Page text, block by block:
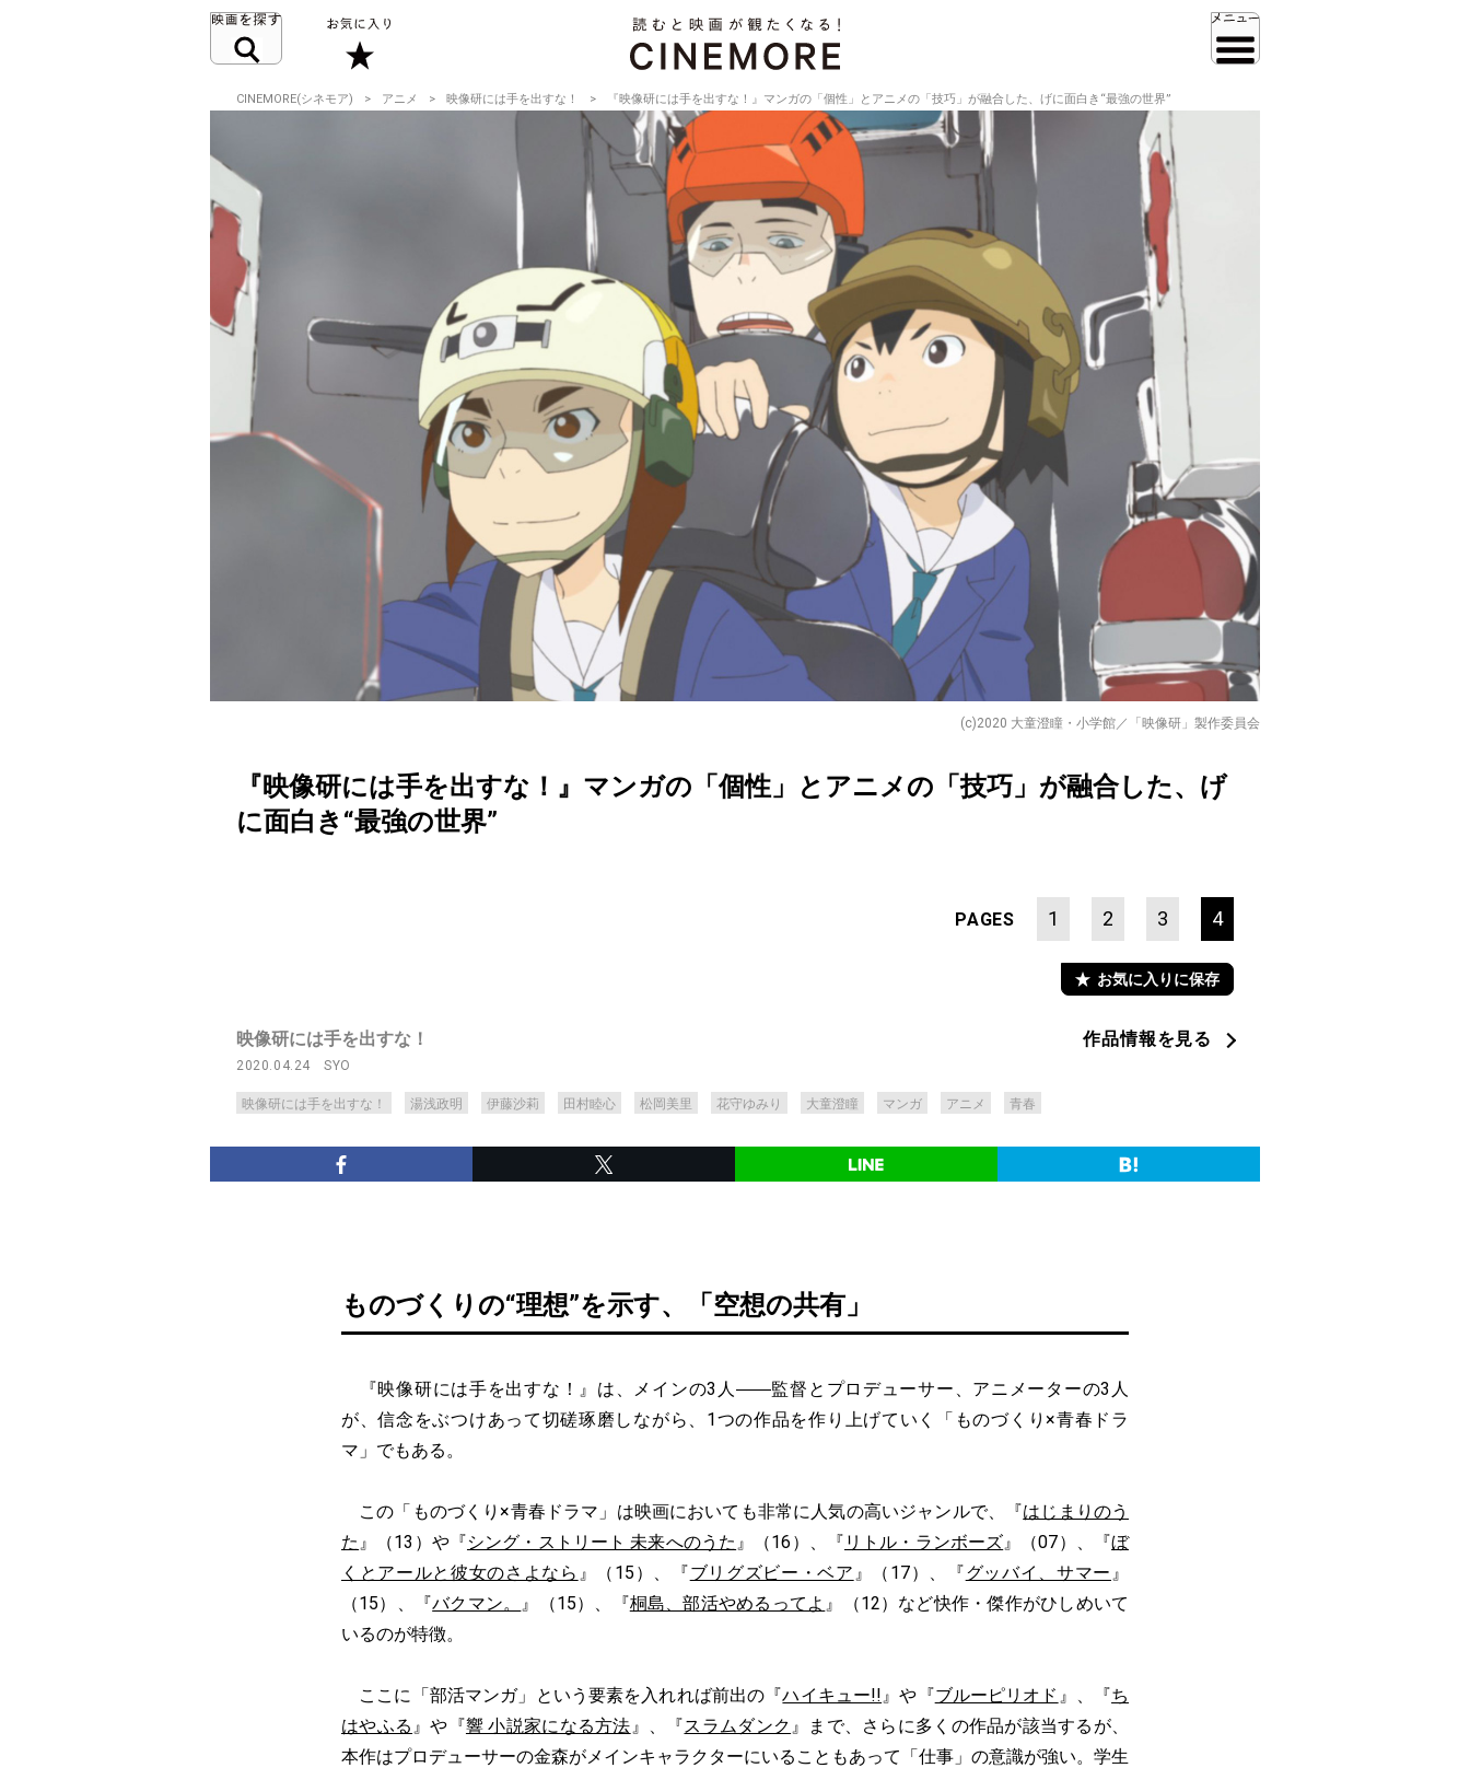
CINEMORE(シネモア) アニメ 映像研には手を出すな！ 『映像研には手を出すな！』マンガの「個性」とアニメの「技巧」が融合した、げに面白き“最強の世界”
(c)2020 大童澄瞳・小学館／「映像研」製作委員会
『映像研には手を出すな！』マンガの「個性」とアニメの「技巧」が融合した、げ
に面白き“最強の世界”
PAGES 1 2 3 4
お気に入りに保存
映像研には手を出すな！
2020.04.24 SYO
映像研には手を出すな！ 湯浅政明 伊藤沙莉 田村睦心 松岡美里 花守ゆみり 大童澄瞳 マンガ アニメ 青春
作品情報を見る
ものづくりの“理想”を示す、「空想の共有」
『映像研には手を出すな！』は、メインの3人――監督とプロデューサー、アニメーターの3人
が、信念をぶつけあって切磋琢磨しながら、1つの作品を作り上げていく「ものづくり×青春ドラ
マ」でもある。
この「ものづくり×青春ドラマ」は映画においても非常に人気の高いジャンルで、『はじまりのう
た 』（13）や『シング・ストリート 未来へのうた 』（16）、『 リトル・ランボーズ』（07）、『ぼ
くとアールと彼女のさよなら 』（15）、『ブリグズビー・ベア 』（17）、『グッバイ、サマー 』
（15）、『バクマン。 』（15）、『桐島、部活やめるってよ 』（12）など快作・傑作がひしめいて
いるのが特徴。
ここに「部活マンガ」という要素を入れれば前出の『ハイキュー!!』や『ブルーピリオド 』、『ち
はやふる 』や『響 小説家になる方法』、『スラムダンク 』まで、さらに多くの作品が該当するが、
本作はプロデューサーの金森がメインキャラクターにいることもあって「仕事」の意識が強い。学生